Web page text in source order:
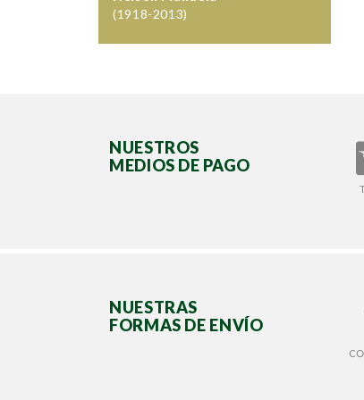
(1918-2013)
NUESTROS
MEDIOS DE PAGO
NUESTRAS
FORMAS DE ENVÍO